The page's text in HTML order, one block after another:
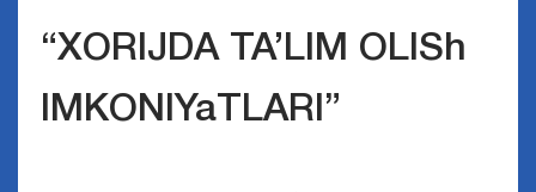
“XORIJDA TA’LIM OLISh
IMKONIYaTLARI”